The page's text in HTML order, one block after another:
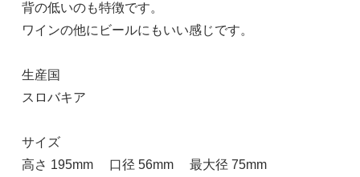
背の低いのも特徴です。
ワインの他にビールにもいい感じです。
生産国
スロバキア
サイズ
高さ 195mm 口径 56mm 最大径 75mm